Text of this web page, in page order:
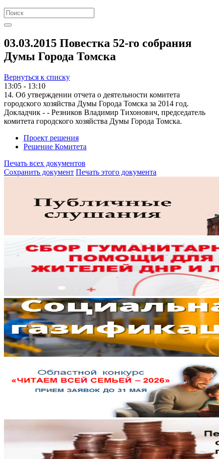
03.03.2015 Повестка 52-го собрания
Думы Города Томска
Вернуться к списку
13:05 - 13:10
14. Об утверждении отчета о деятельности комитета
городского хозяйства Думы Города Томска за 2014 год.
Докладчик - - Резников Владимир Тихонович, председатель
комитета городского хозяйства Думы Города Томска.
Проект решения
Решение Комитета
Печать всех документов
Сохранить документ Печать этого документа